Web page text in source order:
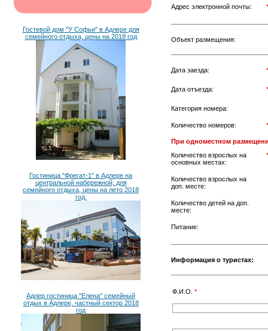
Гостевой дом "У Софьи" в Адлере для
семейного отдыха, цены на 2018 год
Гостиница "Фрегат-1" в Адлере на
центральной набережной, для
семейного отдыха, цены на лето 2018
год.
Адлер гостиница "Елена" семейный
отдых в Адлере, частный сектор 2018
год
Адрес электронной почты: *
Объект размещения:
Дата заезда: *
Дата отъезда: *
Категория номера:
Количество номеров: *
При одноместном
Количество взрослых на
основных местах:
*
Количество взрослых на
доп. месте:
Количество детей на доп.
месте:
Питание:
Информация о туристах:
Ф.И.О. *